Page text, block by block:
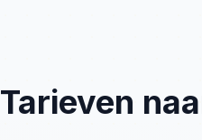
Tarieven